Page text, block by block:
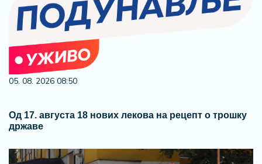
05. 08. 2026 08:50
Од 17. августа 18 нових лекова на рецепт о трошку
државе